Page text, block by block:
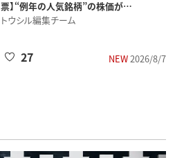
票】“例年の人気銘柄”の株価が…
トウシル編集チーム
NEW2026/8/7
27